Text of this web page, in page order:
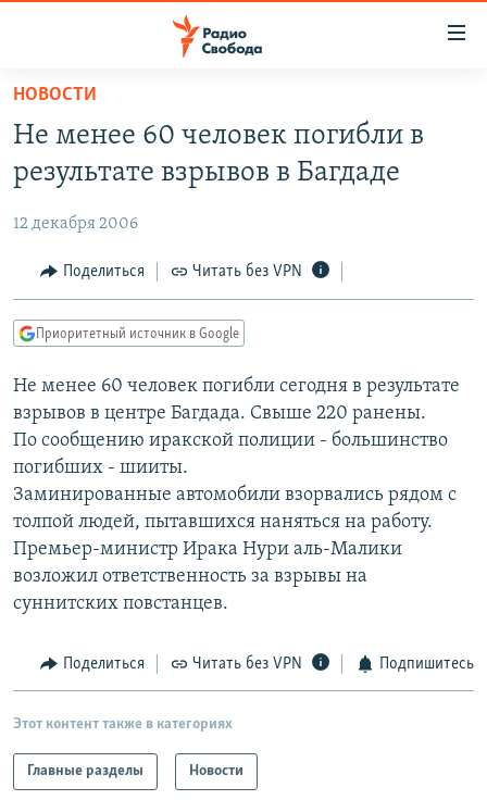
упрощенного
доступа
основному
Вернутся
главной
навигации
Вернутся
поиску
АВТОРСКИЕ ПРОЕКТЫ
ЦИТАТЫ СВОБОДЫ
МНЕНИЯ
IDEL.РЕАЛИИ
КАВКАЗ.РЕАЛИИ
СЕВЕР.РЕАЛИИ
СИБИРЬ.РЕАЛИИ
РАСПИСАНИЕ ВЕЩАНИЯ
ПОДПИШИТЕСЬ НА РАССЫЛКУ
СОЦИАЛЬНЫЕ СЕТИ
Все сайты РСЕ/РС
НОВОСТИ
Не менее 60 человек погибли в
результате взрывов в Багдаде
12 декабря 2006
Поделиться Читать без VPN
Приоритетный источник в Google
Не менее 60 человек погибли сегодня в результате
взрывов в центре Багдада. Свыше 220 ранены.
По сообщению иракской полиции - большинство
погибших - шииты.
Заминированные автомобили взорвались рядом с
толпой людей, пытавшихся наняться на работу.
Премьер-министр Ирака Нури аль-Малики
возложил ответственность за взрывы на
суннитских повстанцев.
Поделиться Читать без VPN Подпишитесь
Этот контент также в категориях
Главные разделы Новости